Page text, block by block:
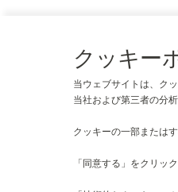
クッキー
当ウェブサイトは、ク
当社および第三者の分
クッキーの一部または
「同意する」をクリッ